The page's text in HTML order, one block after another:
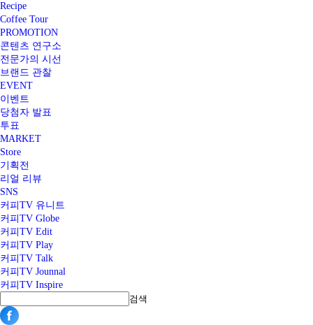
Recipe
Coffee Tour
PROMOTION
콘텐츠 연구소
전문가의 시선
브랜드 관찰
EVENT
이벤트
당첨자 발표
투표
MARKET
Store
기획전
리얼 리뷰
SNS
커피TV 유니트
커피TV Globe
커피TV Edit
커피TV Play
커피TV Talk
커피TV Jounnal
커피TV Inspire
검색